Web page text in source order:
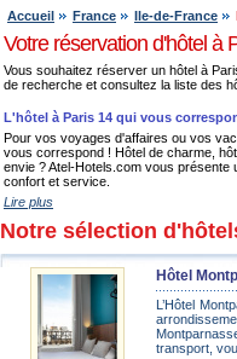
Accueil France Ile-de-France
Votre réservation d'hôtel à
Vous souhaitez réserver un hôtel à
de recherche et consultez la liste des
L'hôtel à Paris 14 qui vous
Pour vos voyages d'affaires ou vos
vous correspond ! Hôtel de charme,
envie ? Atel-Hotels.com vous présente
confort et service.
Lire plus
Notre sélection
Hôtel
L’Hôtel
transport,